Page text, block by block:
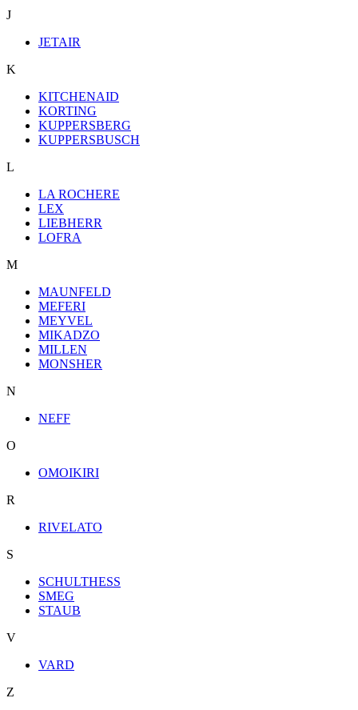
J
JETAIR
K
KITCHENAID
KORTING
KUPPERSBERG
KUPPERSBUSCH
L
LA ROCHERE
LEX
LIEBHERR
LOFRA
M
MAUNFELD
MEFERI
MEYVEL
MIKADZO
MILLEN
MONSHER
N
NEFF
O
OMOIKIRI
R
RIVELATO
S
SCHULTHESS
SMEG
STAUB
V
VARD
Z